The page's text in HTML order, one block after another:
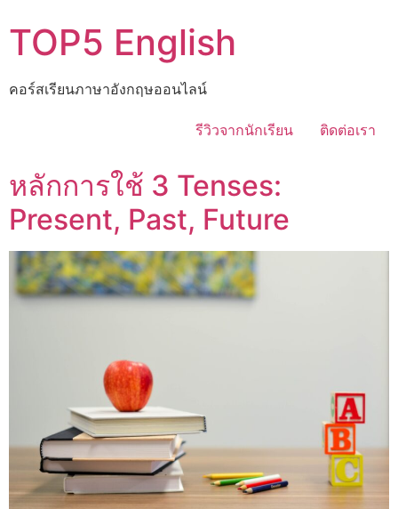
TOP5 English
คอร์สเรียนภาษาอังกฤษออนไลน์
รีวิวจากนักเรียน ติดต่อเรา
หลักการใช้ 3 Tenses:
Present, Past, Future